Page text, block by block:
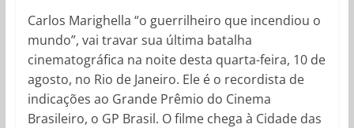
Carlos Marighella “o guerrilheiro que incendiou o
mundo”, vai travar sua última batalha
cinematográfica na noite desta quarta-feira, 10 de
agosto, no Rio de Janeiro. Ele é o recordista de
indicações ao Grande Prêmio do Cinema
Brasileiro, o GP Brasil. O filme chega à Cidade das